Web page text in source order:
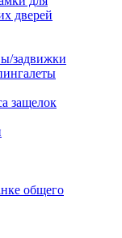
дверей
задвижки
защелок
общего